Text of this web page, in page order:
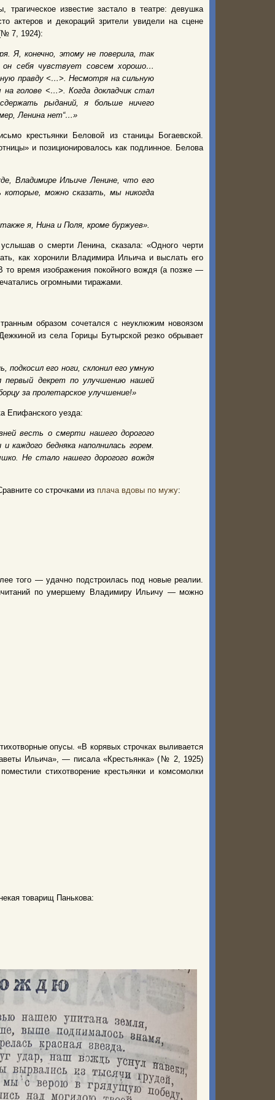
трагическое известие застало в театре: девушка
актеров и декораций зрители увидели на сцене
7, 1924):
Я, конечно, этому не поверила, так
себя чувствует совсем хорошо…
правду <…>. Несмотря на сильную
голове <…>. Когда докладчик стал
рыданий, я больше ничего
Ленина нет“…»
крестьянки Беловой из станицы Богаевской.
и позиционировалось как подлинное. Белова
Владимире Ильиче Ленине, что его
которые, можно сказать, мы никогда
я, Нина и Поля, кроме буржуев».
о смерти Ленина, сказала: «Одного черти
как хоронили Владимира Ильича и выслать его
время изображения покойного вождя (а позже —
огромными тиражами.
образом сочетался с неуклюжим новоязом
из села Горицы Бутырской резко обрывает
его ноги, склонил его умную
первый декрет по улучшению нашей
за пролетарское улучшение!»
Епифанского уезда:
весть о смерти нашего дорогого
бедняка наполнилась горем.
Не стало нашего дорогого вождя
со строчками из плача вдовы по мужу:
того — удачно подстроилась под новые реалии.
по умершему Владимиру Ильичу — можно
опусы. «В корявых строчках выливается
Ильича», — писала «Крестьянка» (№ 2, 1925)
стихотворение крестьянки и комсомолки
товарищ Панькова: